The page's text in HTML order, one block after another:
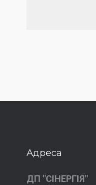
Адреса
ДП "СІНЕРГІЯ"